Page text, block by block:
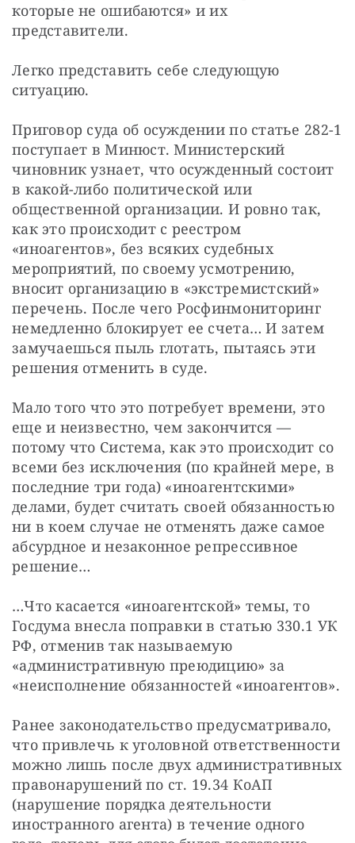
которые не ошибаются» и их
представители.
Легко представить себе следующую
ситуацию.
Приговор суда об осуждении по статье 282-1
поступает в Минюст. Министерский
чиновник узнает, что осужденный состоит
в какой-либо политической или
общественной организации. И ровно так,
как это происходит с реестром
«иноагентов», без всяких судебных
мероприятий, по своему усмотрению,
вносит организацию в «экстремистский»
перечень. После чего Росфинмониторинг
немедленно блокирует ее счета… И затем
замучаешься пыль глотать, пытаясь эти
решения отменить в суде.
Мало того что это потребует времени, это
еще и неизвестно, чем закончится —
потому что Система, как это происходит со
всеми без исключения (по крайней мере, в
последние три года) «иноагентскими»
делами, будет считать своей обязанностью
ни в коем случае не отменять даже самое
абсурдное и незаконное репрессивное
решение…
…Что касается «иноагентской» темы, то
Госдума внесла поправки в статью 330.1 УК
РФ, отменив так называемую
«административную преюдицию» за
Ранее законодательство предусматривало,
что привлечь к уголовной ответственности
можно лишь после двух административных
правонарушений по ст. 19.34 КоАП
(нарушение порядка деятельности
иностранного агента) в течение одного